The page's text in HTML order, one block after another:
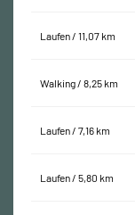
Laufen / 11,07 km
Walking / 8,25 km
Laufen / 7,16 km
Laufen / 5,80 km